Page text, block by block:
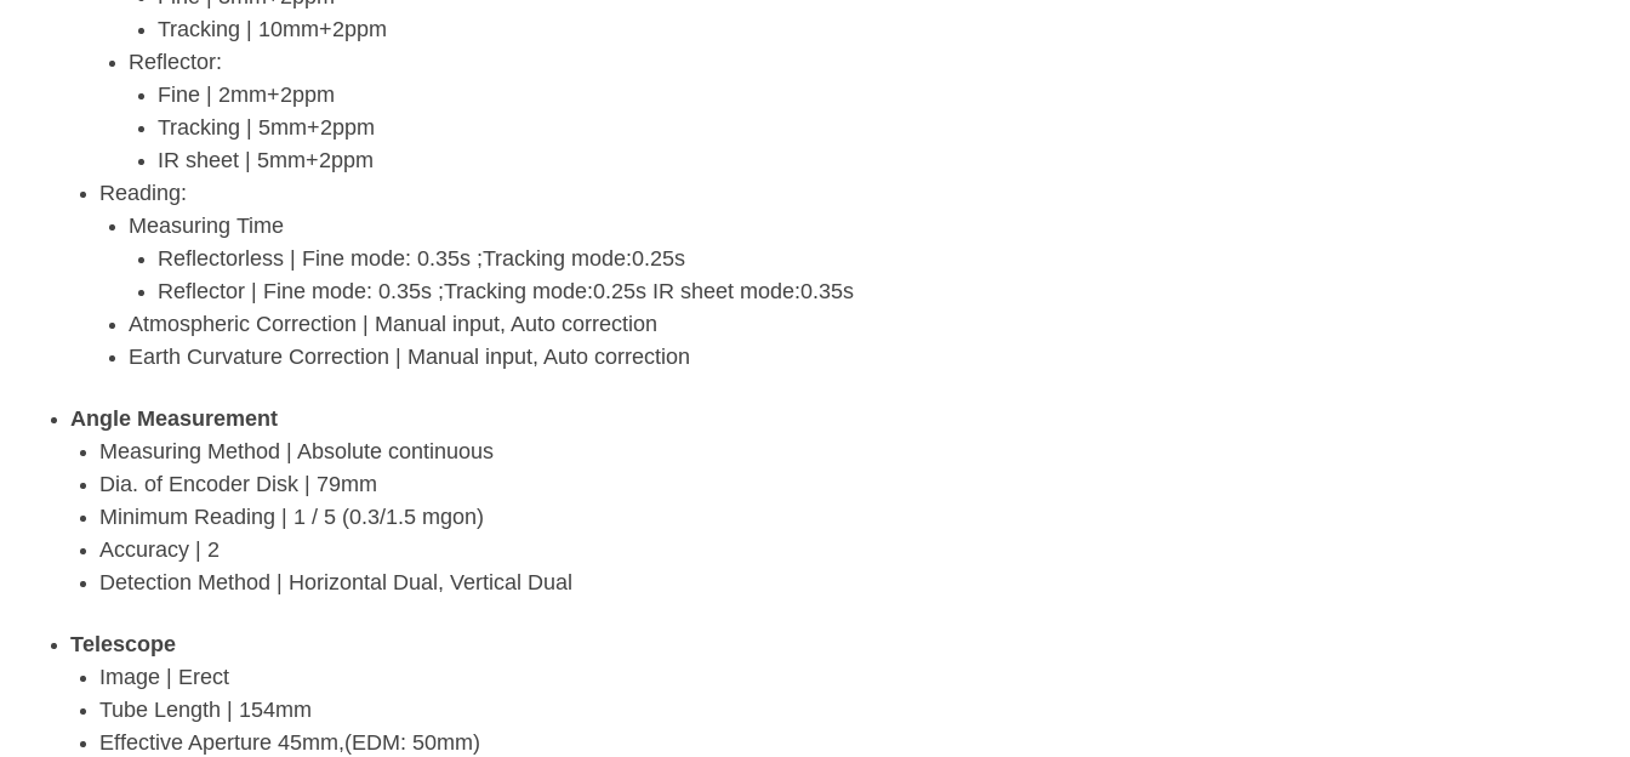
Tracking | 10mm+2ppm
Reflector:
Fine | 2mm+2ppm
Tracking | 5mm+2ppm
IR sheet | 5mm+2ppm
Reading:
Measuring Time
Reflectorless | Fine mode: 0.35s ;Tracking mode:0.25s
Reflector | Fine mode: 0.35s ;Tracking mode:0.25s IR sheet mode:0.35s
Atmospheric Correction | Manual input, Auto correction
Earth Curvature Correction | Manual input, Auto correction
Angle Measurement
Measuring Method | Absolute continuous
Dia. of Encoder Disk | 79mm
Minimum Reading | 1 / 5 (0.3/1.5 mgon)
Accuracy | 2
Detection Method | Horizontal Dual, Vertical Dual
Telescope
Image | Erect
Tube Length | 154mm
Effective Aperture 45mm,(EDM: 50mm)